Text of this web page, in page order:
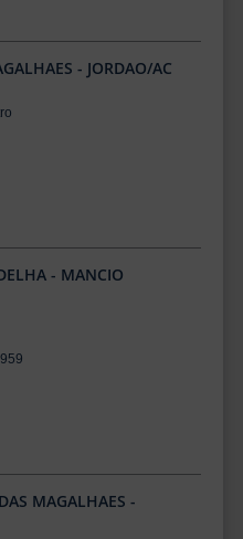
- JORDAO/AC
- MANCIO
MAGALHAES -